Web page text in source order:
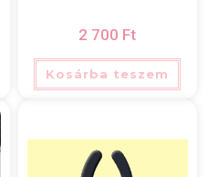
2 700 Ft
Kosárba teszem